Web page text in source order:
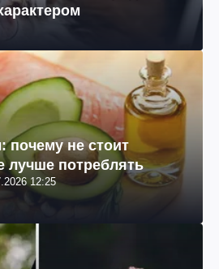
не стоит
лучше потреблять
12:25